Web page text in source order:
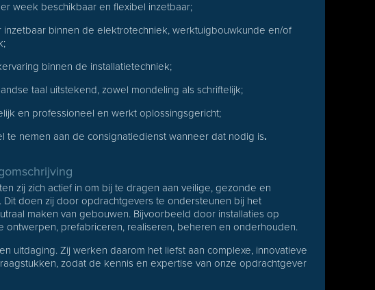
week beschikbaar en flexibel inzetbaar;
inzetbaar binnen de elektrotechniek, werktuigbouwkunde en/of
binnen de installatietechniek;
taal uitstekend, zowel mondeling als schriftelijk;
en professioneel en werkt oplossingsgericht;
te nemen aan de consignatiedienst wanneer dat nodig is.
zij zich actief in om bij te dragen aan veilige, gezonde en
Dit doen zij door opdrachtgevers te ondersteunen bij het
maken van gebouwen. Bijvoorbeeld door installaties op
ontwerpen, prefabriceren, realiseren, beheren en onderhouden.
uitdaging. Zij werken daarom het liefst aan complexe, innovatieve
zodat de kennis en expertise van onze opdrachtgever